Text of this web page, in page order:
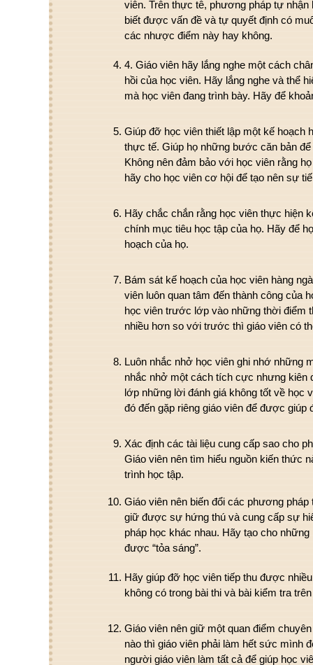
viên. Trên thực tê, phương pháp tự
biết được vấn đề và tự quyết định có
các nhược điểm này hay không.
4. Giáo viên hãy lắng nghe một cách
hồi của học viên. Hãy lắng nghe và thể
mà học viên đang trình bày. Hãy để
Giúp đỡ học viên thiết lập một kế hoạch
thực tế. Giúp họ những bước căn bản
Không nên đảm bảo với học viên rằng
hãy cho học viên cơ hội để tạo nên sự
Hãy chắc chắn rằng học viên thực hiện
chính mục tiêu học tập của họ. Hãy để
hoạch của họ.
Bám sát kế hoạch của học viên hàng
viên luôn quan tâm đến thành công của
học viên trước lớp vào những thời điểm
nhiều hơn so với trước thì giáo viên có
Luôn nhắc nhở học viên ghi nhớ những
nhắc nhở một cách tích cực nhưng kiên
lớp những lời đánh giá không tốt về học
đó đến gặp riêng giáo viên để được giúp
Xác định các tài liệu cung cấp sao cho
Giáo viên nên tìm hiểu nguồn kiến thức
trình học tập.
Giáo viên nên biến đổi các phương
giữ được sự hứng thú và cung cấp sự
pháp học khác nhau. Hãy tạo cho
được “tỏa sáng”.
Hãy giúp đỡ học viên tiếp thu được
không có trong bài thi và bài kiểm tra
Giáo viên nên giữ một quan điểm
nào thì giáo viên phải làm hết sức mình
người giáo viên làm tất cả để giúp học